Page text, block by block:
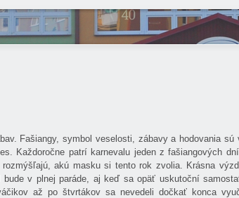
Fašiangy, symbol veselosti, zábavy a hodovania sú
Každoročne patrí karnevalu jeden z fašiangových
akú masku si tento rok zvolia. Krásna
v plnej paráde, aj keď sa opäť uskutoční
až po štvrtákov sa nevedeli dočkať konca